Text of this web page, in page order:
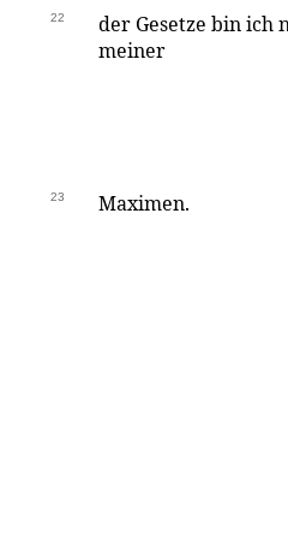
22
der Gesetze bin ich
meiner
23 Maximen.